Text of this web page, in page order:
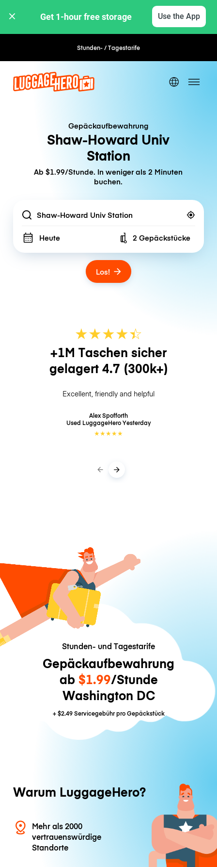
Get 1-hour free storage Use the App
Stunden- / Tagestarife
Gepäckaufbewahrung
Shaw-Howard Univ
Station
Ab $1.99/Stunde. In weniger als 2 Minuten
buchen.
Location
Heute Number of bags
2 Gepäckstücke
Los!
★★★★☆
★
+1M Taschen sicher
gelagert 4.7 (300k+)
Excellent, friendly and helpful
Alex Spofforth
Used LuggageHeroYesterday
★★★★★
Stunden- und Tagestarife
Gepäckaufbewahrung
ab $1.99/Stunde
Washington DC
+$2.49Servicegebühr pro Gepäckstück
Warum LuggageHero?
Mehr als 2000
vertrauenswürdige
Standorte